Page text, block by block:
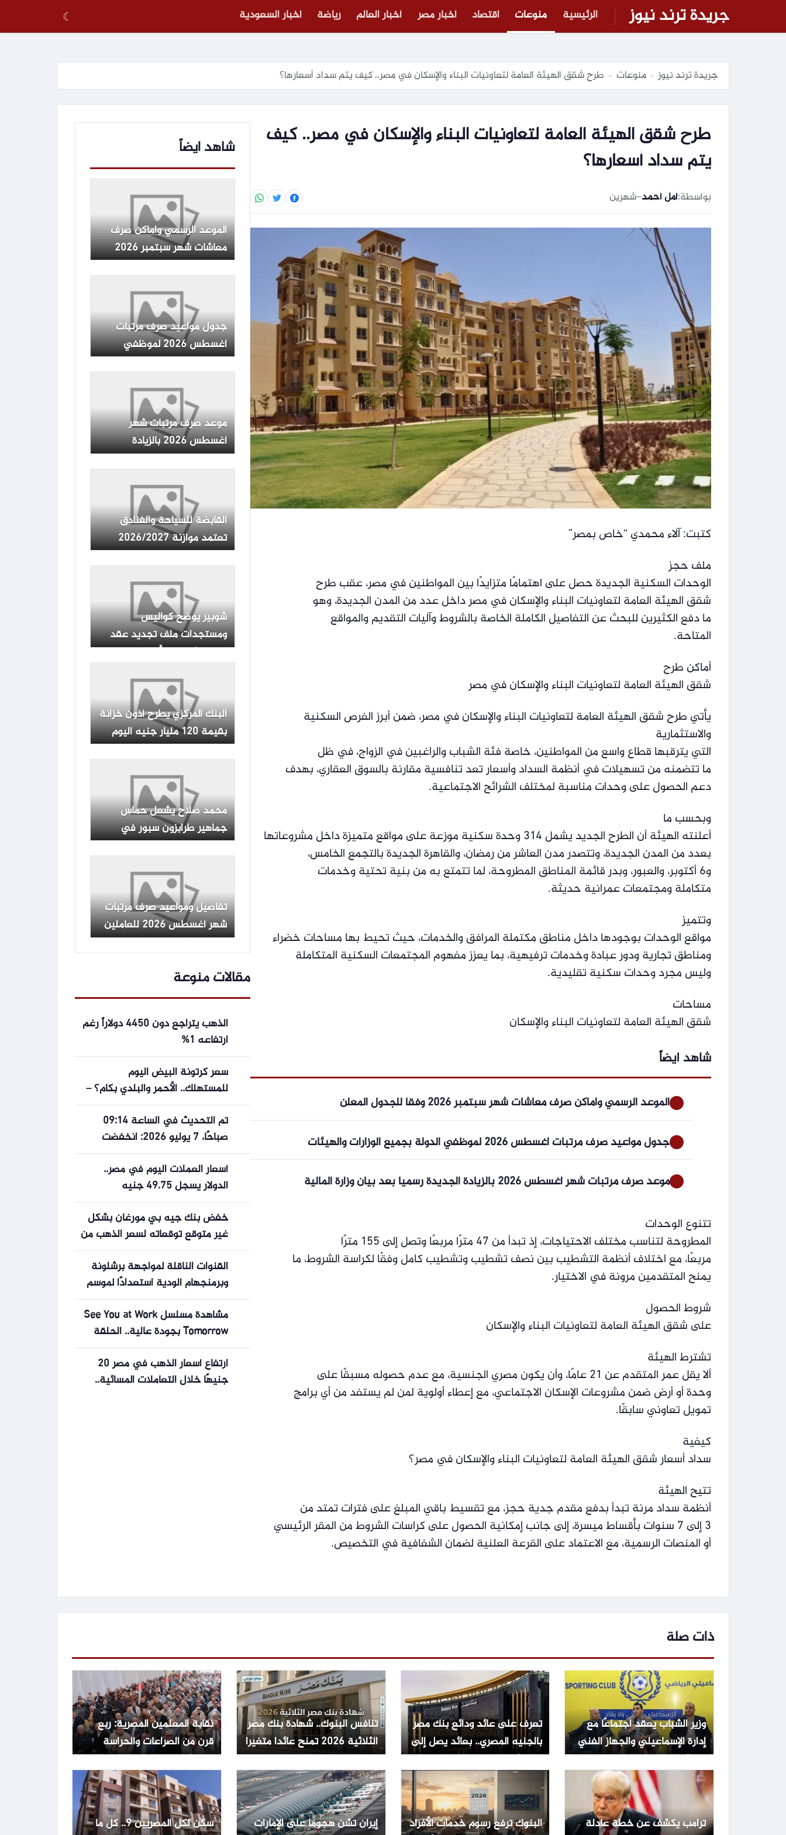
جريدة ترند نيوز الرئيسية منوعات اقتصاد أخبار مصر أخبار العالم رياضة أخبار السعودية ☾
جريدة ترند نيوز » منوعات » طرح شقق الهيئة العامة لتعاونيات البناء والإسكان في مصر.. كيف يتم سداد أسعارها؟
طرح شقق الهيئة العامة لتعاونيات البناء والإسكان في مصر.. كيف
يتم سداد أسعارها؟
بواسطة:أمل أحمد–شهرين
كتبت: آلاء محمدي “خاص بمصر”
ملف حجز
الوحدات السكنية الجديدة حصل على اهتمامًا متزايدًا بين المواطنين في مصر، عقب طرح
شقق الهيئة العامة لتعاونيات البناء والإسكان في مصر داخل عدد من المدن الجديدة، وهو
ما دفع الكثيرين للبحث عن التفاصيل الكاملة الخاصة بالشروط وآليات التقديم والمواقع
المتاحة.
أماكن طرح
شقق الهيئة العامة لتعاونيات البناء والإسكان في مصر
يأتي طرح شقق الهيئة العامة لتعاونيات البناء والإسكان في مصر، ضمن أبرز الفرص السكنية
والاستثمارية
التي يترقبها قطاع واسع من المواطنين، خاصة فئة الشباب والراغبين في الزواج، في ظل
ما تتضمنه من تسهيلات في أنظمة السداد وأسعار تعد تنافسية مقارنة بالسوق العقاري، بهدف
دعم الحصول على وحدات مناسبة لمختلف الشرائح الاجتماعية.
وبحسب ما
أعلنته الهيئة أن الطرح الجديد يشمل 314 وحدة سكنية موزعة على مواقع متميزة داخل مشروعاتها
بعدد من المدن الجديدة، وتتصدر مدن العاشر من رمضان، والقاهرة الجديدة بالتجمع الخامس،
و6 أكتوبر، والعبور، وبدر قائمة المناطق المطروحة، لما تتمتع به من بنية تحتية وخدمات
متكاملة ومجتمعات عمرانية حديثة.
وتتميز
مواقع الوحدات بوجودها داخل مناطق مكتملة المرافق والخدمات، حيث تحيط بها مساحات خضراء
ومناطق تجارية ودور عبادة وخدمات ترفيهية، بما يعزز مفهوم المجتمعات السكنية المتكاملة
وليس مجرد وحدات سكنية تقليدية.
مساحات
شقق الهيئة العامة لتعاونيات البناء والإسكان
شاهد ايضاً
الموعد الرسمي وأماكن صرف معاشات شهر سبتمبر 2026 وفقا للجدول المعلن
جدول مواعيد صرف مرتبات أغسطس 2026 لموظفي الدولة بجميع الوزارات والهيئات
موعد صرف مرتبات شهر أغسطس 2026 بالزيادة الجديدة رسميا بعد بيان وزارة المالية
تتنوع الوحدات
المطروحة لتناسب مختلف الاحتياجات، إذ تبدأ من 47 مترًا مربعًا وتصل إلى 155 مترًا
مربعًا، مع اختلاف أنظمة التشطيب بين نصف تشطيب وتشطيب كامل وفقًا لكراسة الشروط، ما
يمنح المتقدمين مرونة في الاختيار.
شروط الحصول
على شقق الهيئة العامة لتعاونيات البناء والإسكان
تشترط الهيئة
ألا يقل عمر المتقدم عن 21 عامًا، وأن يكون مصري الجنسية، مع عدم حصوله مسبقًا على
وحدة أو أرض ضمن مشروعات الإسكان الاجتماعي، مع إعطاء أولوية لمن لم يستفد من أي برامج
تمويل تعاوني سابقًا.
كيفية
سداد أسعار شقق الهيئة العامة لتعاونيات البناء والإسكان في مصر؟
تتيح الهيئة
أنظمة سداد مرنة تبدأ بدفع مقدم جدية حجز، مع تقسيط باقي المبلغ على فترات تمتد من
3 إلى 7 سنوات بأقساط ميسرة، إلى جانب إمكانية الحصول على كراسات الشروط من المقر الرئيسي
أو المنصات الرسمية، مع الاعتماد على القرعة العلنية لضمان الشفافية في التخصيص.
شاهد ايضاً
الموعد الرسمي وأماكن صرف
معاشات شهر سبتمبر 2026
وفقا للجدول المعلن
جدول مواعيد صرف مرتبات
أغسطس 2026 لموظفي
الدولة بجميع الوزارات والهيئات
موعد صرف مرتبات شهر
أغسطس 2026 بالزيادة
الجديدة رسميا بعد بيان وزارة
القابضة للسياحة والفنادق
تعتمد موازنة 2026/2027
بإجمالي إيرادات 9.4 مليار جنيه
شوبير يوضح كواليس
ومستجدات ملف تجديد عقد
إمام عاشور مع الأهلي
البنك المركزي يطرح أذون خزانة
بقيمة 120 مليار جنيه اليوم
محمد صلاح يشعل حماس
جماهير طرابزون سبور في
حفل تقديمه الرسمي
تفاصيل ومواعيد صرف مرتبات
شهر أغسطس 2026 للعاملين
بالدولة وأماكن الحصول عليها
مقالات منوعة
الذهب يتراجع دون 4450 دولاراً رغم
ارتفاعه 1%
سعر كرتونة البيض اليوم
للمستهلك.. الأحمر والبلدي بكام؟ –
الأسبوع
تم التحديث في الساعة 09:14
صباحًا، 7 يوليو 2026: انخفضت
أسعار الذهب بمقدار 0.4-0.7 مليون
دونغ فيتنامي، بينما حافظت شركة
BTMC SJC على سعر الشراء الخاص
بها.
أسعار العملات اليوم في مصر..
الدولار يسجل 49.75 جنيه
خفض بنك جيه بي مورغان بشكل
غير متوقع توقعاته لسعر الذهب من
6000 دولار إلى 4500 دولار
للأونصة.
القنوات الناقلة لمواجهة برشلونة
وبرمنجهام الودية استعدادًا لموسم
٢٠٢٦-٢٧ القادم
مشاهدة مسلسل See You at Work
Tomorrow بجودة عالية.. الحلقة
الجديدة وموعد العرض
ارتفاع أسعار الذهب في مصر 20
جنيهًا خلال التعاملات المسائية..
ذات صلة
وزير الشباب يعقد اجتماعًا مع
إدارة الإسماعيلي والجهاز الفني
لبحث أوضاع الفريق
تعرف على عائد ودائع بنك مصر
بالجنيه المصري.. بعائد يصل إلى
14% | بنوك
تنافس البنوك.. شهادة بنك مصر
الثلاثية 2026 تمنح عائدا متغيرا
يصل الى 19.82% مع صرف
شهري
نقابة المعلمين المصرية: ربع
قرن من الصراعات والحراسة
القضائية وانتخابات وحيدة
ترامب يكشف عن خطة عادلة
البنوك ترفع رسوم خدمات الأفراد
إيران تشن هجوما على الإمارات
سكن لكل المصريين 9.. كل ما